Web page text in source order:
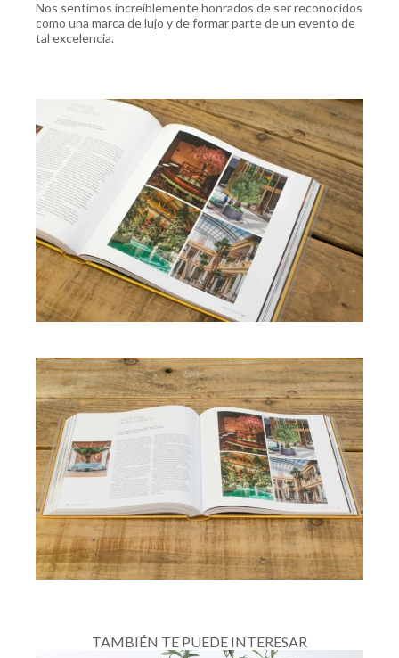
Nos sentimos increíblemente honrados de ser reconocidos
como una marca de lujo y de formar parte de un evento de
tal excelencia.
TAMBIÉN TE PUEDE INTERESAR